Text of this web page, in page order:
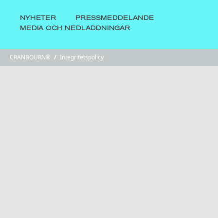
NYHETER PRESSMEDDELANDE
MEDIA OCH NEDLADDNINGAR
CRANBOURN® / Integritetspolicy